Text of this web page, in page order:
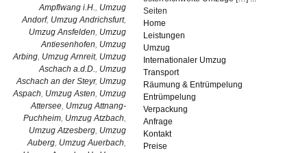
Ampflwang i.H., Umzug
Andorf, Umzug Andrichsfurt,
Umzug Ansfelden, Umzug
Antiesenhofen, Umzug
Arbing, Umzug Arnreit, Umzug
Aschach a.d.D., Umzug
Aschach an der Steyr, Umzug
Aspach, Umzug Asten, Umzug
Attersee, Umzug Attnang-
Puchheim, Umzug Atzbach,
Umzug Atzesberg, Umzug
Auberg, Umzug Auerbach,
Seiten
Home
Leistungen
Umzug
Internationaler Umzug
Transport
Räumung & Entrümpelung
Entrümpelung
Verpackung
Anfrage
Kontakt
Preise